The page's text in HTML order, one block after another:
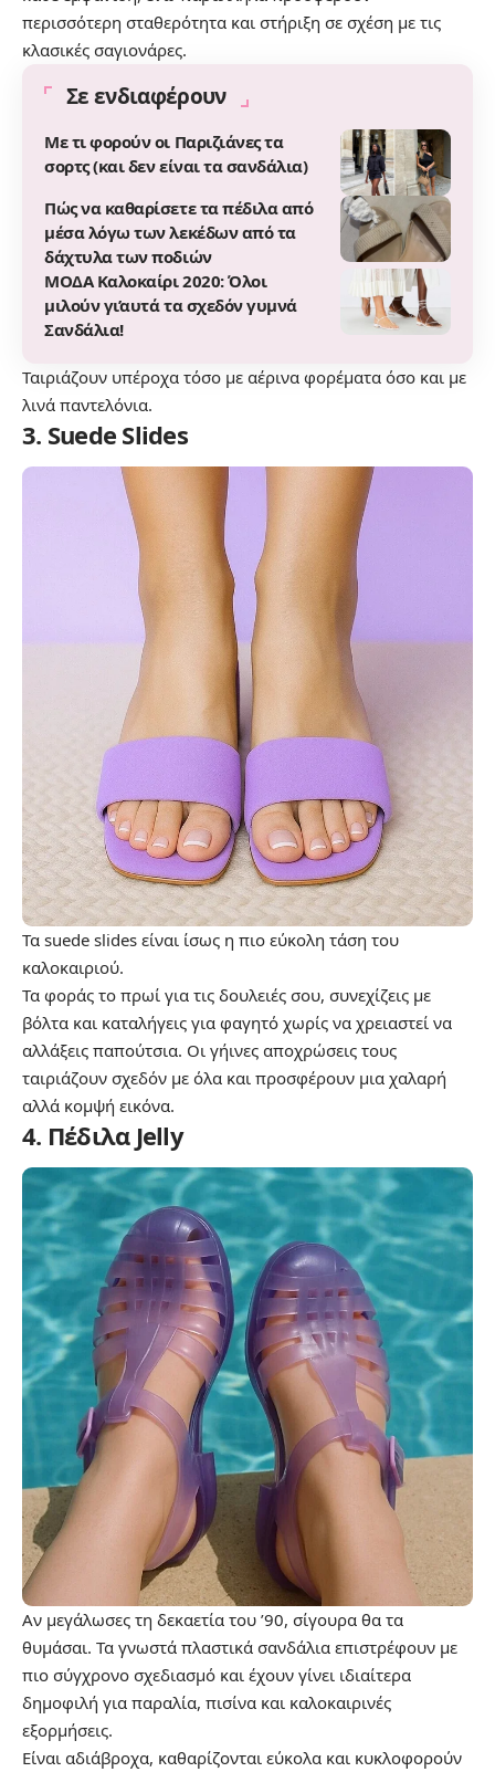
περισσότερη σταθερότητα και στήριξη σε σχέση με τις
κλασικές σαγιονάρες.
Σε ενδιαφέρουν
Με τι φορούν οι Παριζιάνες τα
σορτς (και δεν είναι τα σανδάλια)
Πώς να καθαρίσετε τα πέδιλα από
μέσα λόγω των λεκέδων από τα
δάχτυλα των ποδιών
ΜΟΔΑ Καλοκαίρι 2020: Όλοι
μιλούν γι’αυτά τα σχεδόν γυμνά
Σανδάλια!
Ταιριάζουν υπέροχα τόσο με αέρινα φορέματα όσο και με
λινά παντελόνια.
3. Suede Slides
Τα suede slides είναι ίσως η πιο εύκολη τάση του
καλοκαιριού.
Τα φοράς το πρωί για τις δουλειές σου, συνεχίζεις με
βόλτα και καταλήγεις για φαγητό χωρίς να χρειαστεί να
αλλάξεις παπούτσια. Οι γήινες αποχρώσεις τους
ταιριάζουν σχεδόν με όλα και προσφέρουν μια χαλαρή
αλλά κομψή εικόνα.
4. Πέδιλα Jelly
Αν μεγάλωσες τη δεκαετία του ’90, σίγουρα θα τα
θυμάσαι. Τα γνωστά πλαστικά σανδάλια επιστρέφουν με
πιο σύγχρονο σχεδιασμό και έχουν γίνει ιδιαίτερα
δημοφιλή για παραλία, πισίνα και καλοκαιρινές
εξορμήσεις.
Είναι αδιάβροχα, καθαρίζονται εύκολα και κυκλοφορούν